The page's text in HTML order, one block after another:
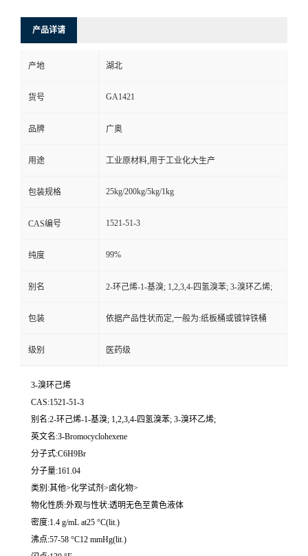
产品详请
产地 湖北
货号 GA1421
品牌 广奥
用途 工业原材料,用于工业化大生产
包装规格 25kg/200kg/5kg/1kg
CAS编号 1521-51-3
纯度 99%
别名 2-环己烯-1-基溴; 1,2,3,4-四氢溴苯; 3-溴环乙烯;
包装 依据产品性状而定,一般为:纸板桶或镀锌铁桶
级别 医药级
3-溴环己烯
CAS:1521-51-3
别名:2-环己烯-1-基溴; 1,2,3,4-四氢溴苯; 3-溴环乙烯;
英文名:3-Bromocyclohexene
分子式:C6H9Br
分子量:161.04
类别:其他>化学试剂>卤化物>
物化性质:外观与性状:透明无色至黄色液体
密度:1.4 g/mL at25 °C(lit.)
沸点:57-58 °C12 mmHg(lit.)